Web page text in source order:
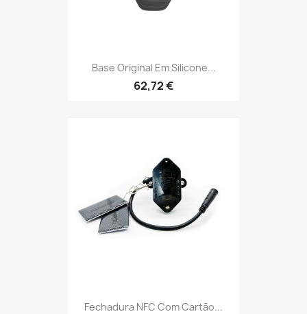
Base Original Em Silicone...
62,72 €
Fechadura NFC Com Cartão...